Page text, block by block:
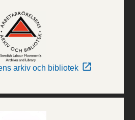
arkiv och bibliotek